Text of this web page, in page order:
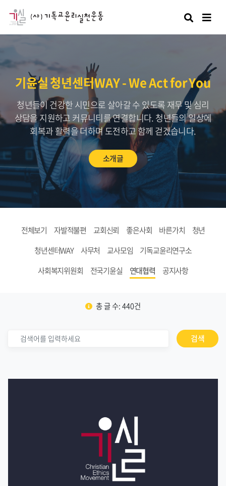
검색
기윤실 청년센터WAY - We Act for You
청년들이 건강한 시민으로 살아갈 수 있도록 재무 및 심리
상담을 지원하고 커뮤니티를 연결합니다. 청년들의 일상에
회복과 활력을 더하며 도전하고 함께 걷겠습니다.
소개글
전체보기 자발적불편 교회신뢰 좋은사회 바른가치
청년
청년센터WAY
사무처 교사모임
기독교윤리연구소
사회복지위원회
전국기윤실 연대협력 공지사항
총 글 수: 440건
검색